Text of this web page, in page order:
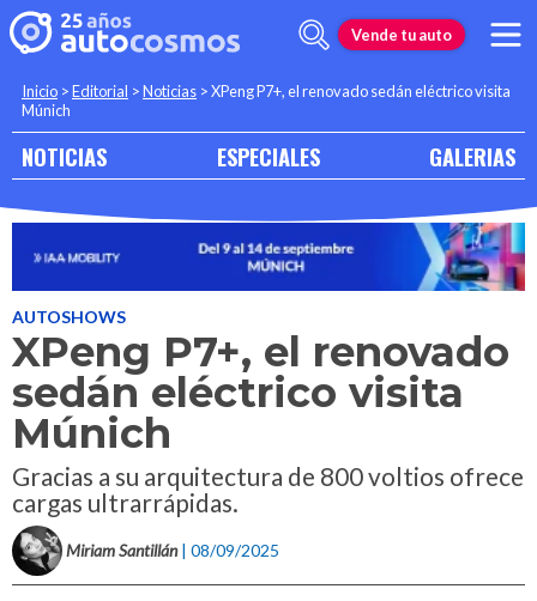
Vende tu auto
Inicio >Editorial >Noticias >XPeng P7+, el renovado sedán eléctrico visita
Múnich
NOTICIAS ESPECIALES GALERIAS
AUTOSHOWS
XPeng P7+, el renovado
sedán eléctrico visita
Múnich
Gracias a su arquitectura de 800 voltios ofrece
cargas ultrarrápidas.
Miriam Santillán | 08/09/2025